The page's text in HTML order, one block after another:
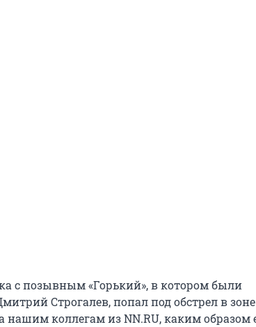
с позывным «Горький», в котором были
Строгалев, попал под обстрел в зоне
нашим коллегам из NN.RU, каким образом